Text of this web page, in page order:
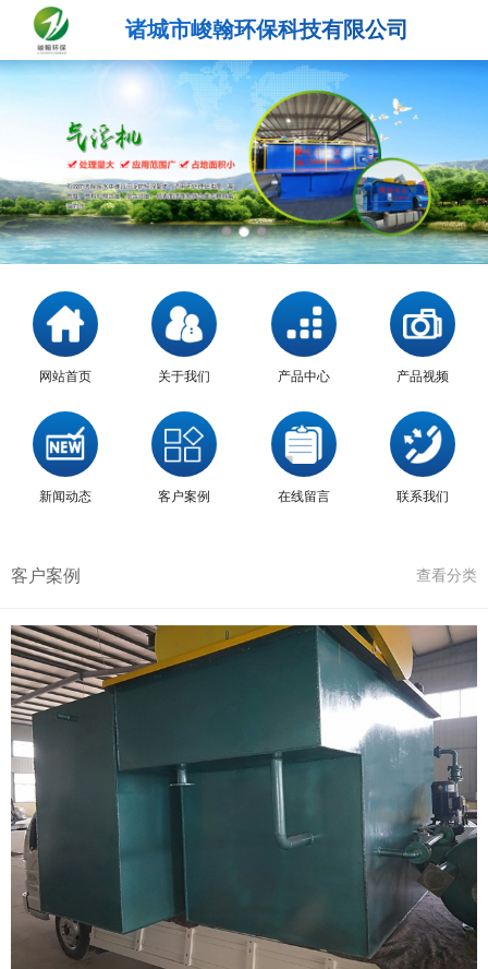
诸城市峻翰环保科技有限公司
网站首页 关于我们 产品中心 产品视频
新闻动态 客户案例 在线留言 联系我们
客户案例 查看分类